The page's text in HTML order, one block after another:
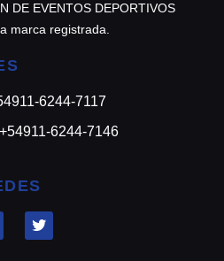
DE EVENTOS DEPORTIVOS
marca registrada.
6244-7117
6244-7146